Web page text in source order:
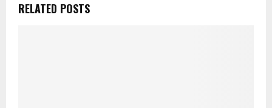
RELATED POSTS